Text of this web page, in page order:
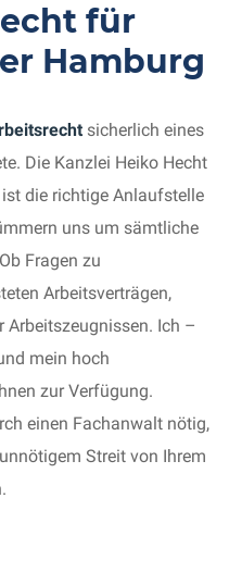
für
Hamburg
sicherlich eines
Die Kanzlei Heiko Hecht
ist die richtige Anlaufstelle
uns um sämtliche
Fragen zu
Arbeitsverträgen,
Ich –
mein hoch
zur Verfügung.
einen Fachanwalt nötig,
Streit von Ihrem